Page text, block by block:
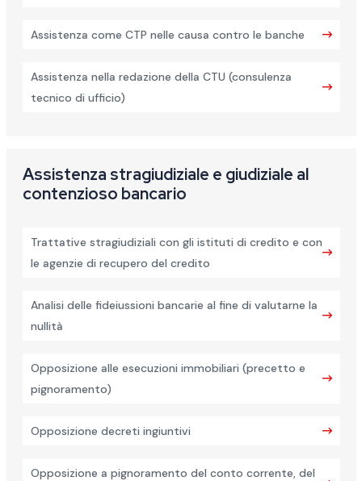
Assistenza come CTP nelle causa contro le banche
Assistenza nella redazione della CTU (consulenza
tecnico di ufficio)
Assistenza stragiudiziale e giudiziale al
contenzioso bancario
Trattative stragiudiziali con gli istituti di credito e con
le agenzie di recupero del credito
Analisi delle fideiussioni bancarie al fine di valutarne la
nullità
Opposizione alle esecuzioni immobiliari (precetto e
pignoramento)
Opposizione decreti ingiuntivi
Opposizione a pignoramento del conto corrente, del